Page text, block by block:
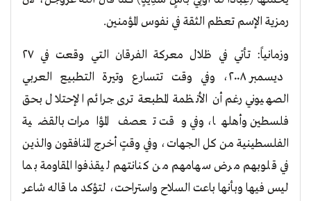
رمزية الإسم تعظم الثقة في نفوس المؤمنين.
وزمانياً: تأتي في ظلال معركة الفرقان التي وقعت في ٢٧
ديسمبر ٢٠٠٨، وفي وقت تتسارع وتيرة التطبيع العربي
الصهيوني رغم أن الأنظمة المطبعة ترى جرائم الإحتلال بحق
فلسطين وأهلها، وفي وقت تعصف المؤامرات بالقضية
الفلسطينية من كل الجهات، وفي وقتٍ أخرج المنافقون والذين
في قلوبهم مرض سهامهم من كنانتهم ليقذفوا المقاومة بما
ليس فيها وبأنها باعت السلاح واستراحت، لتؤكد ما قاله شاعر